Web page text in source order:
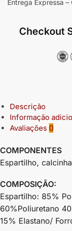
Entrega Expressa
Checkout
Descrição
Informação
Avaliações 0
COMPONENTES
Espartilho,
COMPOSIÇÃO:
Espartilho: 85%
60%Poliuretano
15% Elastano/